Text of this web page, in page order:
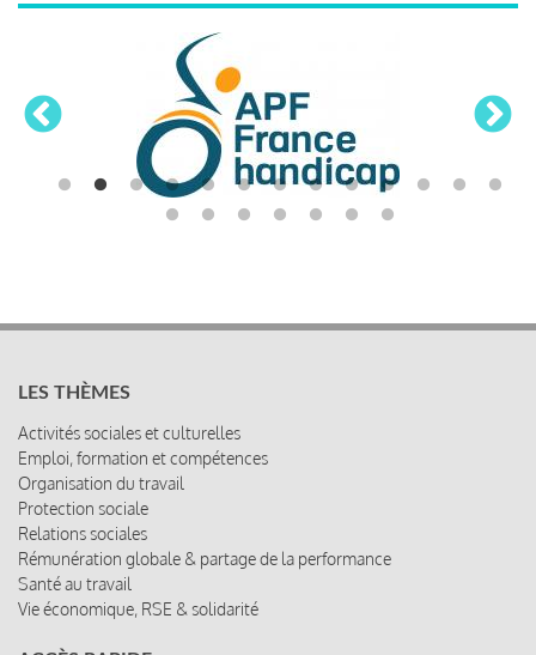
LES THÈMES
Activités sociales et culturelles
Emploi, formation et compétences
Organisation du travail
Protection sociale
Relations sociales
Rémunération globale & partage de la performance
Santé au travail
Vie économique, RSE & solidarité